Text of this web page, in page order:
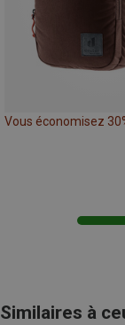
Vous économisez
Similaires à